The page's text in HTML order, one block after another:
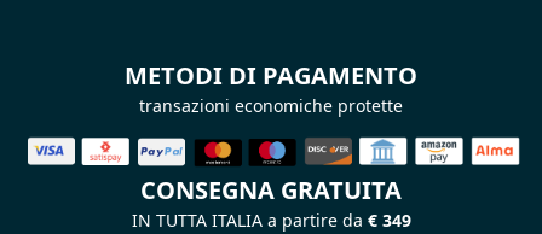
METODI DI PAGAMENTO
transazioni economiche protette
CONSEGNA GRATUITA
IN TUTTA ITALIA a partire da € 349